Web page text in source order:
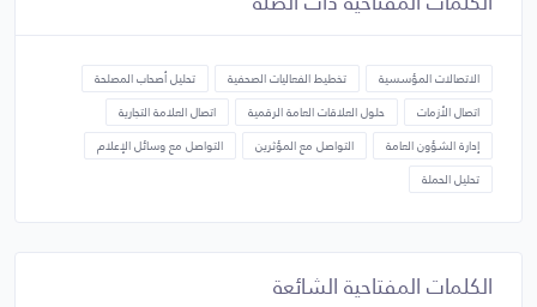
الاتصالات المؤسسية تخطيط الفعاليات الصحفية
تحليل أصحاب المصلحة
اتصال الأزمات
حلول العلاقات العامة الرقمية
اتصال العلامة التجارية
إدارة الشؤون العامة
التواصل مع المؤثرين
التواصل مع وسائل الإعلام
تحليل الحملة
الكلمات المفتاحية الشائعة